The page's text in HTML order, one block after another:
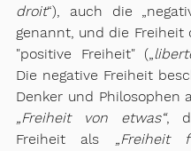
droit“), auch die
genannt, und die Freiheit
"positive Freiheit" („
Die negative Freiheit
„Freiheit von etwas“,
Freiheit als „Freiheit